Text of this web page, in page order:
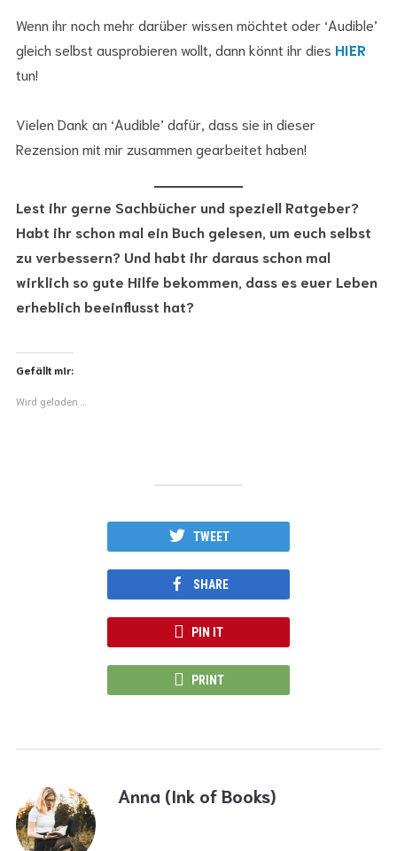
Wenn ihr noch mehr darüber wissen möchtet oder ‘Audible’
gleich selbst ausprobieren wollt, dann könnt ihr dies HIER
tun!
Vielen Dank an ‘Audible’ dafür, dass sie in dieser
Rezension mit mir zusammen gearbeitet haben!
Lest ihr gerne Sachbücher und speziell Ratgeber?
Habt ihr schon mal ein Buch gelesen, um euch selbst
zu verbessern? Und habt ihr daraus schon mal
wirklich so gute Hilfe bekommen, dass es euer Leben
erheblich beeinflusst hat?
Gefällt mir:
Wird geladen …
TWEET
SHARE
PIN IT
PRINT
Anna (Ink of Books)